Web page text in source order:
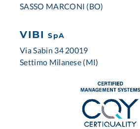
SASSO MARCONI (BO)
VIBI SpA
Via Sabin 34 20019
Settimo Milanese (MI)